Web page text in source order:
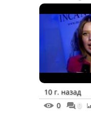
10 г. назад
0
0